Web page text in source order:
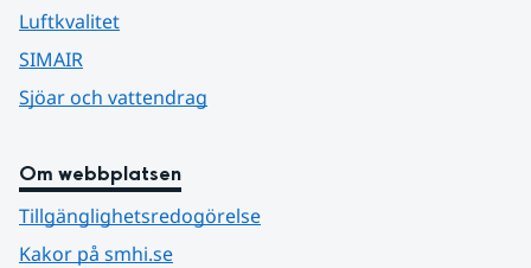
Luftkvalitet
SIMAIR
Sjöar och vattendrag
Om webbplatsen
Tillgänglighetsredogörelse
Kakor på smhi.se